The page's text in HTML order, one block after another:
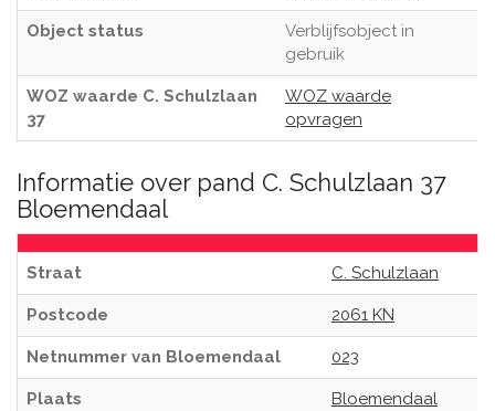
Object status
Verblijfsobject in
gebruik
WOZ waarde C. Schulzlaan
37
WOZ waarde
opvragen
Informatie over pand C. Schulzlaan 37
Bloemendaal
Straat C. Schulzlaan
Postcode 2061 KN
Netnummer van Bloemendaal 023
Plaats Bloemendaal